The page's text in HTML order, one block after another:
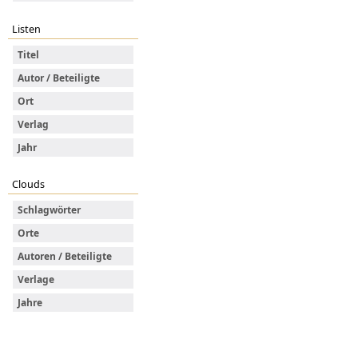
Listen
Titel
Autor / Beteiligte
Ort
Verlag
Jahr
Clouds
Schlagwörter
Orte
Autoren / Beteiligte
Verlage
Jahre